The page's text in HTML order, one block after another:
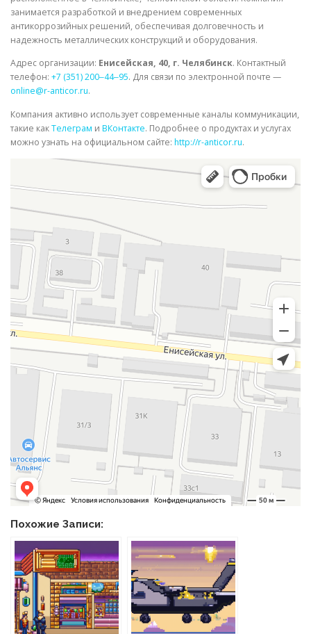
занимается разработкой и внедрением современных
антикоррозийных решений, обеспечивая долговечность и
надежность металлических конструкций и оборудования.
Адрес организации: Енисейская, 40, г. Челябинск. Контактный
телефон: +7 (351) 200‒44‒95. Для связи по электронной почте —
online@r-anticor.ru.
Компания активно использует современные каналы коммуникации,
такие какТелеграм и ВКонтакте. Подробнее о продуктах и услугах
можно узнать на официальном сайте: http://r-anticor.ru.
Похожие Записи: